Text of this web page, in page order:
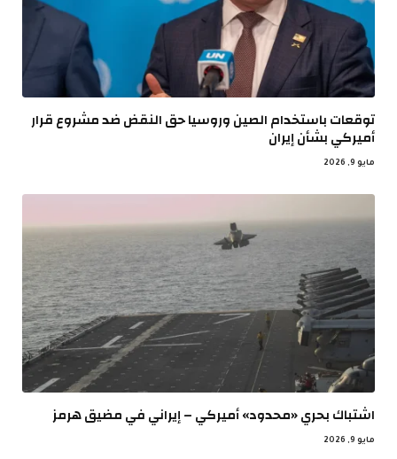
توقعات باستخدام الصين وروسيا حق النقض ضد مشروع قرار
أميركي بشأن إيران
مايو 9, 2026
اشتباك بحري «محدود» أميركي – إيراني في مضيق هرمز
مايو 9, 2026